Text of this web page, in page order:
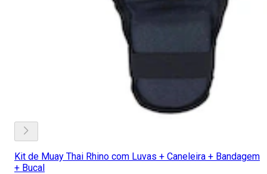
Kit de Muay Thai Rhino com Luvas + Caneleira + Bandagem
+ Bucal